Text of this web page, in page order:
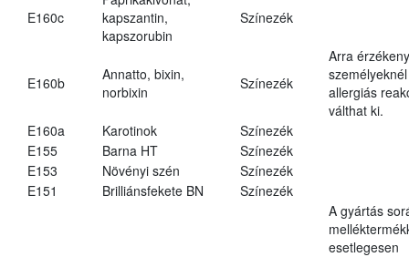
E160c
kapszantin,
kapszorubin
Színezék
E160b
Annatto, bixin,
norbixin
Színezék
Arra érzékeny
személyeknél
allergiás
válthat ki.
E160a
Karotinok
Színezék
E155
Barna HT
Színezék
E153
Növényi szén
Színezék
E151
Brilliánsfekete BN Színezék
A gyártás
esetlegesen